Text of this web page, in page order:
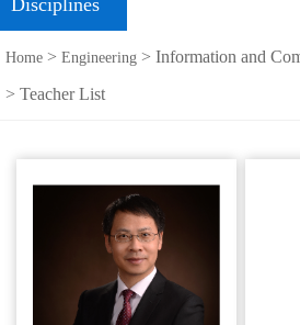
Home > Engineering > Information and
> Teacher List